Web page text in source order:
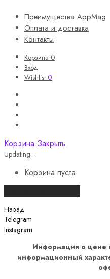
Преимущества AppMag
Оплата и доставка
Контакты
Корзина 0
Вход
Wishlist 0
Корзина Закрыть
Updating…
Корзина пуста.
Назад
Telegram
Instagram
Информация о цене
информационный